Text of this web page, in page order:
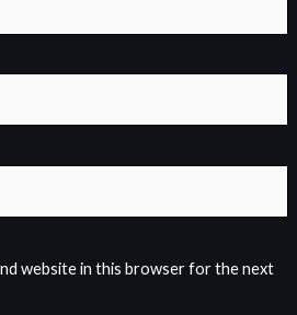
website in this browser for the next